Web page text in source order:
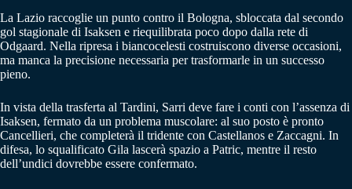
La Lazio raccoglie un punto contro il Bologna, sbloccata dal secondo
gol stagionale di Isaksen e riequilibrata poco dopo dalla rete di
Odgaard. Nella ripresa i biancocelesti costruiscono diverse occasioni,
ma manca la precisione necessaria per trasformarle in un successo
pieno.
In vista della trasferta al Tardini, Sarri deve fare i conti con l’assenza di
Isaksen, fermato da un problema muscolare: al suo posto è pronto
Cancellieri, che completerà il tridente con Castellanos e Zaccagni. In
difesa, lo squalificato Gila lascerà spazio a Patric, mentre il resto
dell’undici dovrebbe essere confermato.